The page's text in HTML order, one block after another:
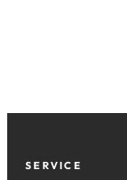
Fußzeile
SERVICE